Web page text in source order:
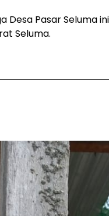
Pasar Seluma
Seluma.